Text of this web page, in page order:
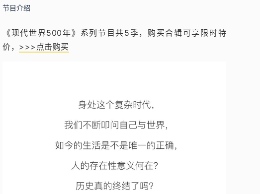
节目介绍
《现代世界500年》系列节目共5季，购买合辑可享限时特
价， >>>点击购买